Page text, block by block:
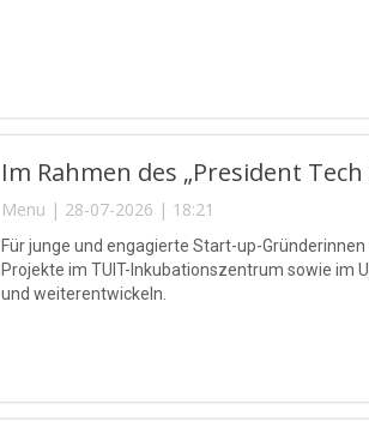
Im Rahmen des „President
Menu | 28-07-2026 | 18:21
Für junge und engagierte Start-up-
Projekte im TUIT-Inkubationszentrum sowie im
und weiterentwickeln.